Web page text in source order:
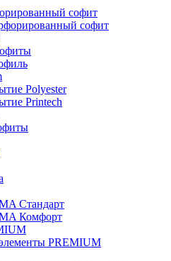
софит
софит
Polyester
Printech
Стандарт
Комфорт
PREMIUM